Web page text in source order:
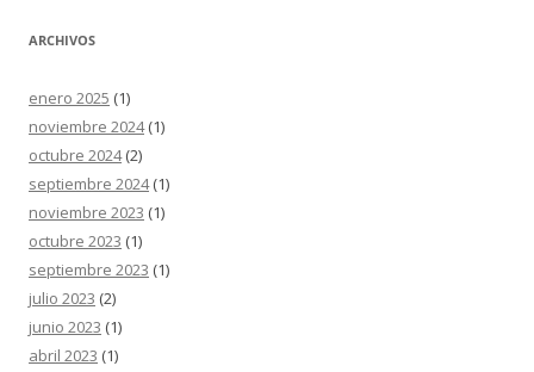
ARCHIVOS
enero 2025 (1)
noviembre 2024(1)
octubre 2024(2)
septiembre 2024(1)
noviembre 2023 (1)
octubre 2023 (1)
septiembre 2023 (1)
julio 2023 (2)
junio 2023 (1)
abril 2023 (1)